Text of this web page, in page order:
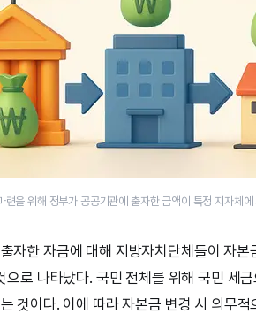
련을 위해 정부가 공공기관에 출자한 금액이 특정 지자체
자한 자금에 대해 지방자치단체들이 자
으로 나타났다. 국민 전체를 위해 국민 세
것이다. 이에 따라 자본금 변경 시 의무